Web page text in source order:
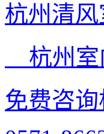
杭州清
杭州
免费咨